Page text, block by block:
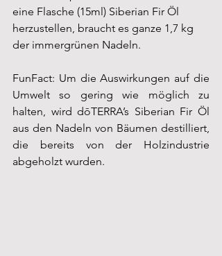
eine Flasche (15ml) Siberian Fir Öl
herzustellen, braucht es ganze 1,7 kg
der immergrünen Nadeln.
FunFact: Um die Auswirkungen auf die
Umwelt so gering wie möglich zu
halten, wird dōTERRA’s Siberian Fir Öl
aus den Nadeln von Bäumen destilliert,
die bereits von der Holzindustrie
abgeholzt wurden.